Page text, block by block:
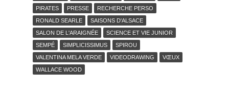
PIRATES
PRESSE
RECHERCHE PERSO
RONALD SEARLE
SAISONS D'ALSACE
SALON DE L'ARAIGNÉE
SCIENCE ET VIE JUNIOR
SEMPÉ
SIMPLICISSIMUS
SPIROU
VALENTINA MELA VERDE
VIDEODRAWING
VŒUX
WALLACE WOOD